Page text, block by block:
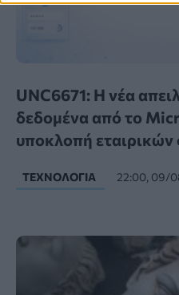
UNC6671: Η νέα
δεδομένα από το
υποκλοπή εταιρικών
ΤΕΧΝΟΛΟΓΊΑ 22:00, 09/